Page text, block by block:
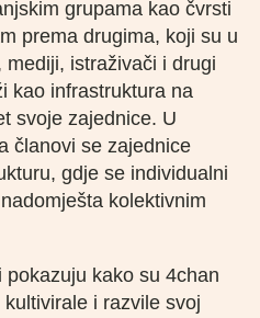
grupama kao čvrsti
prema drugima, koji su u
istraživači i drugi
kao infrastruktura na
svoje zajednice. U
članovi se zajednice
gdje se individualni
kolektivnim
pokazuju kako su 4chan
i razvile svoj